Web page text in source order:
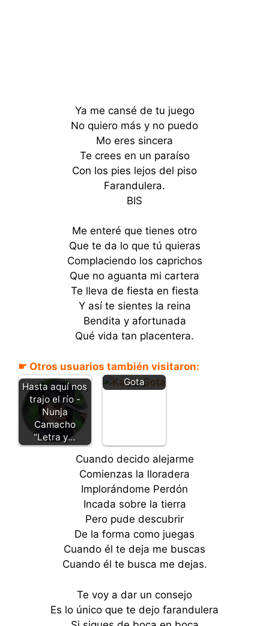
Ya me cansé de tu juego
No quiero más y no puedo
Mo eres sincera
Te crees en un paraíso
Con los pies lejos del piso
Farandulera.
BIS
Me enteré que tienes otro
Que te da lo que tú quieras
Complaciendo los caprichos
Que no aguanta mi cartera
Te lleva de fiesta en fiesta
Y así te sientes la reina
Bendita y afortunada
Qué vida tan placentera.
☛ Otros usuarios también visitaron:
Hasta aquí nos
trajo el río -
Nunja
Camacho
"Letra y…
Te crees tú el
e - Kaina
Gota
Cuando decido alejarme
Comienzas la lloradera
Implorándome Perdón
Incada sobre la tierra
Pero pude descubrir
De la forma como juegas
Cuando él te deja me buscas
Cuando él te busca me dejas.
Te voy a dar un consejo
Es lo único que te dejo farandulera